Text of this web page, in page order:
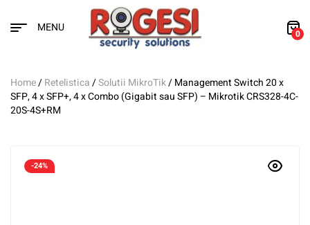
MENU 0
Home/Retelistica/Solutii MikroTik/ Management Switch 20 x
SFP, 4 x SFP+, 4 x Combo (Gigabit sau SFP) – Mikrotik CRS328-4C-
20S-4S+RM
-24%